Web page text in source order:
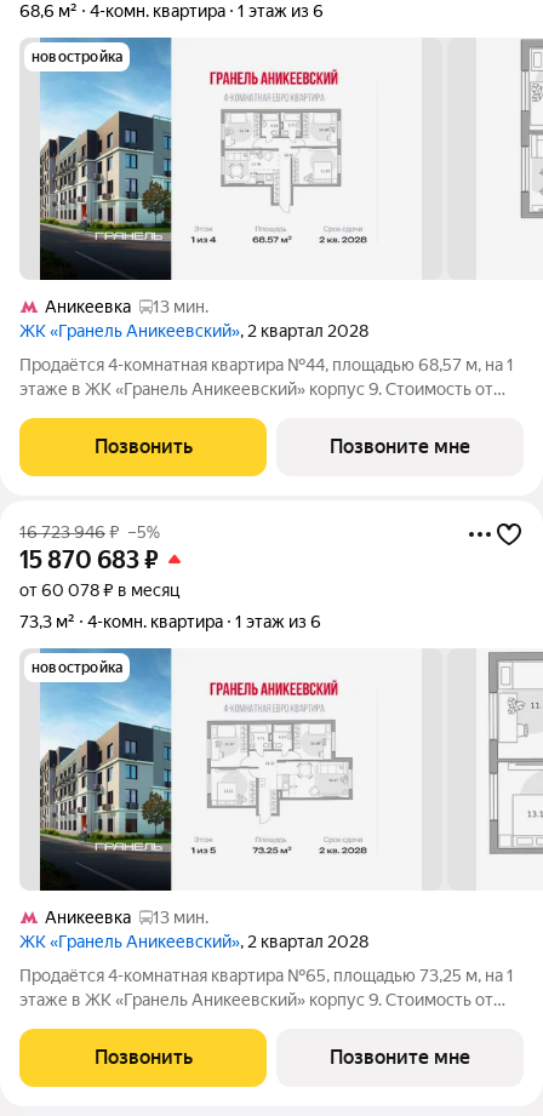
68,6 м²
4-комн. квартира 1 этаж из 6
новостройка
Аникеевка
13 мин.
ЖК «Гранель Аникеевский», 2 квартал 2028
Продаётся 4-комнатная квартира №44, площадью 68,57 м, на 1
этаже в ЖК «Гранель Аникеевский» корпус 9. Стоимость от
окна на улицу. Проект расположился в экологически чистом
районе Подмосковья
Позвонить Позвоните мне
16 723 946₽ –5%
15 870 683₽
от 60 078 ₽ в месяц
73,3 м²
4-комн. квартира 1 этаж из 6
новостройка
Аникеевка
13 мин.
ЖК «Гранель Аникеевский», 2 квартал 2028
Продаётся 4-комнатная квартира №65, площадью 73,25 м, на 1
этаже в ЖК «Гранель Аникеевский» корпус 9. Стоимость от
окна на улицу. Проект расположился в экологически чистом
районе Подмосковья
Позвонить Позвоните мне